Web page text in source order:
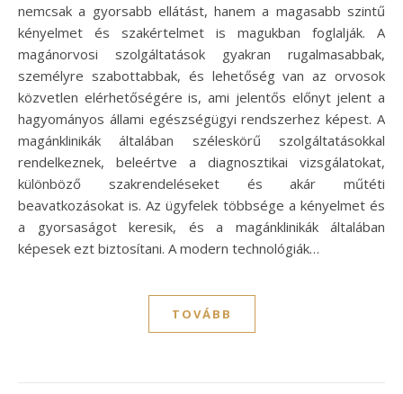
nemcsak a gyorsabb ellátást, hanem a magasabb szintű
kényelmet és szakértelmet is magukban foglalják. A
magánorvosi szolgáltatások gyakran rugalmasabbak,
személyre szabottabbak, és lehetőség van az orvosok
közvetlen elérhetőségére is, ami jelentős előnyt jelent a
hagyományos állami egészségügyi rendszerhez képest. A
magánklinikák általában széleskörű szolgáltatásokkal
rendelkeznek, beleértve a diagnosztikai vizsgálatokat,
különböző szakrendeléseket és akár műtéti
beavatkozásokat is. Az ügyfelek többsége a kényelmet és
a gyorsaságot keresik, és a magánklinikák általában
képesek ezt biztosítani. A modern technológiák…
TOVÁBB